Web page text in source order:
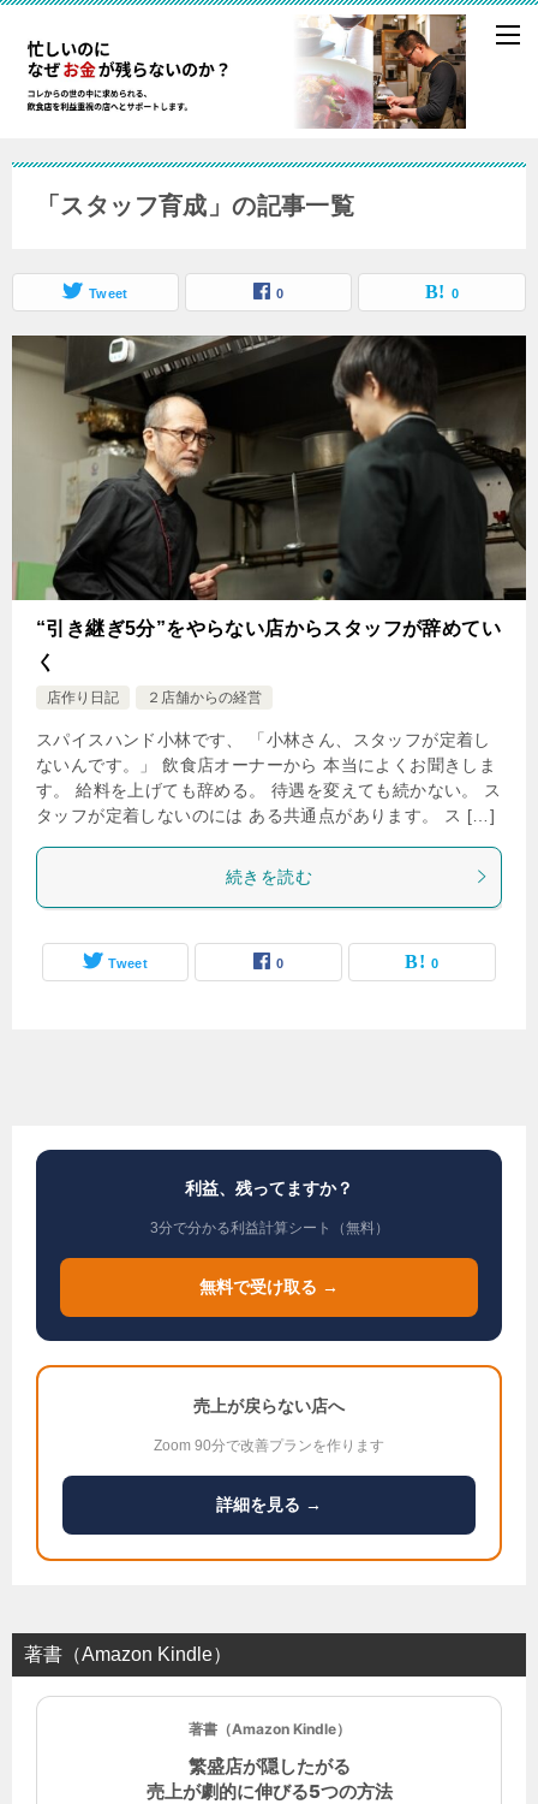
「スタッフ育成」の記事一覧
Tweet 0 0
“引き継ぎ5分”をやらない店からスタッフが辞めてい
く
店作り日記 ２店舗からの経営
スパイスハンド小林です、 「小林さん、スタッフが定着し
ないんです。」 飲食店オーナーから 本当によくお聞きしま
す。 給料を上げても辞める。 待遇を変えても続かない。 ス
タッフが定着しないのには ある共通点があります。 ス […]
続きを読む
Tweet 0 0
利益、残ってますか？
3分で分かる利益計算シート（無料）
無料で受け取る →
売上が戻らない店へ
Zoom 90分で改善プランを作ります
詳細を見る →
著書（Amazon Kindle）
著書（Amazon Kindle）
繁盛店が隠したがる
売上が劇的に伸びる5つの方法